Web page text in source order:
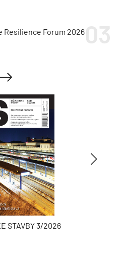
Resilience Forum 2026
STAVBY 3/2026